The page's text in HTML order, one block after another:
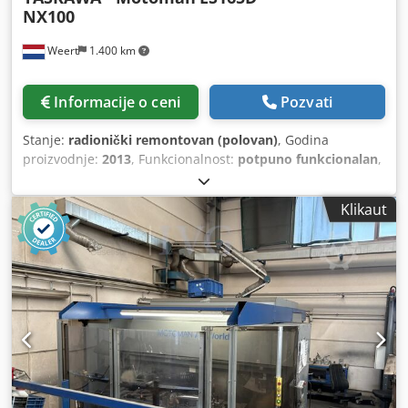
Weert 1.400 km
NX100
Informacije o ceni Pozvati
Stanje: radionički remontovan (polovan), Godina
proizvodnje: 2013, Funkcionalnost: potpuno funkcionalan,
ES165D NX100
kg, nosivost:165 kg, dohvat ruke:2.651 mm, proizvođač
kontrolera:YASKAWA-Motoman, model kontrolera:
NX100, proizvođač teach pendanta:
, Oprema:
dokumentacija/priručnik, IRS Robotics® – obnovljeni
industrijski robot. Pouzdanost kao standard. 100%
kompletan i potpuno funkcionalan: robotska ruka,
kontroler, sva kablovska mreža i upravljačka ploča.
Uključuje našu garanciju i detaljnu evaluaciju prema
protokolu sa 77 tačaka, koju izvode naši interni inženjeri za
robotiku. Marka: YASKAWA - Motoman Tip: ES165D
Kontroler: NX100 Opšta namena: Za veće opterećenje,
Klikaut